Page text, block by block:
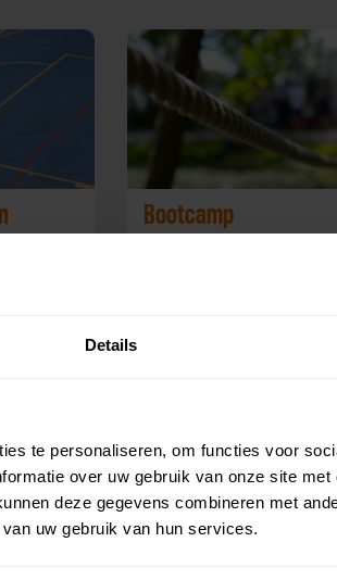
Details
te personaliseren, om functies voor
over uw gebruik van onze site
deze gegevens combineren met
uw gebruik van hun services.
Bootcamp